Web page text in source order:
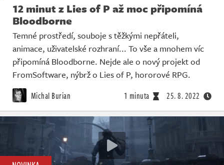
12 minut z Lies of P až moc připomíná
Bloodborne
Temné prostředí, souboje s těžkými nepřáteli,
animace, uživatelské rozhraní... To vše a mnohem víc
připomíná Bloodborne. Nejde ale o nový projekt od
FromSoftware, nýbrž o Lies of P, hororové RPG.
Michal Burian 1 minuta 25. 8. 2022